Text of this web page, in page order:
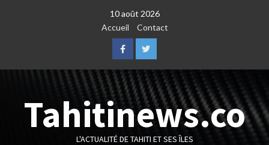
10 août 2026
Accueil
Contact
FacebookTwitter
Tahitinews.co
L'ACTUALITÉ DE TAHITI ET SES ÎLES